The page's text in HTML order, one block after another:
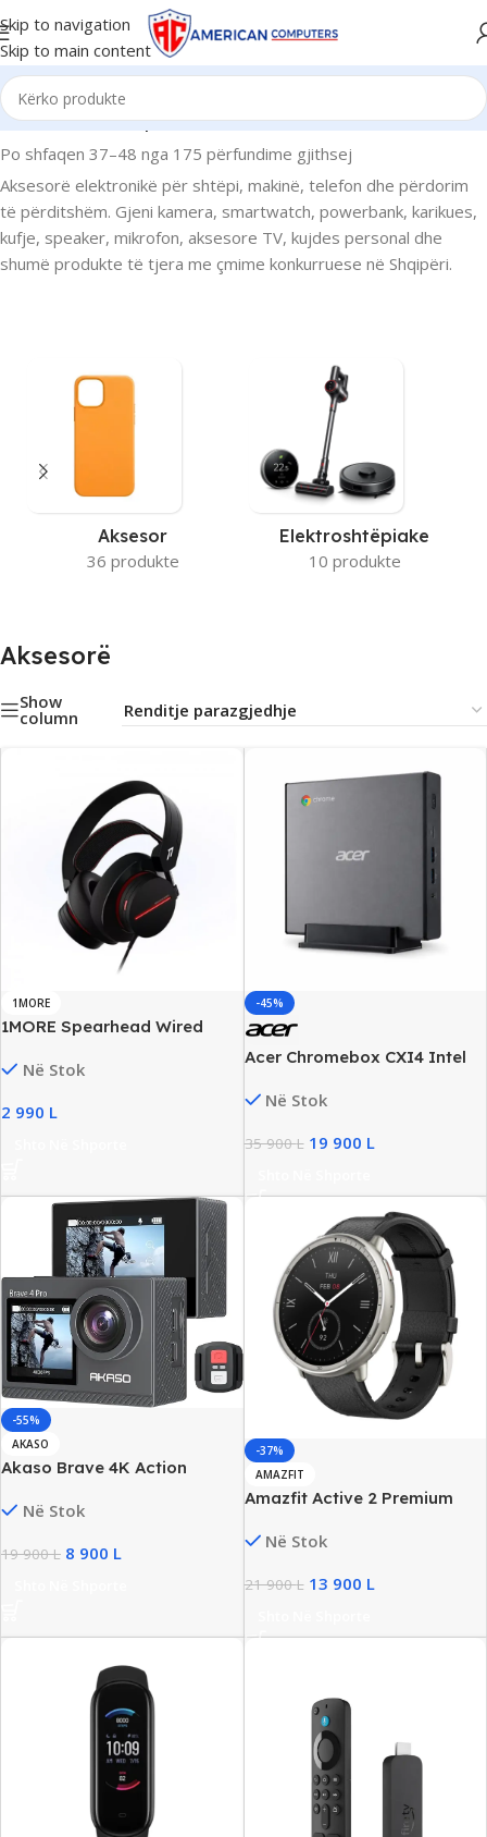
Skip to navigation
Skip to main content
Kreu/Aksesorë/Faqe 4
Po shfaqen 37–48 nga 175 përfundime gjithsej
Aksesorë elektronikë për shtëpi, makinë, telefon dhe përdorim
të përditshëm. Gjeni kamera, smartwatch, powerbank, karikues,
kufje, speaker, mikrofon, aksesore TV, kujdes personal dhe
shumë produkte të tjera me çmime konkurruese në Shqipëri.
Aksesor
36 produkte
Elektroshtëpiake
10 produkte
Aksesorë
Show
column
1MORE
1MORE Spearhead Wired
NewNë Stok
2 990 L
-45%
Acer Chromebox CXI4 Intel
128GB SSD Windows 11 Pro
Në Stok
35 900L 19 900 L
-55%
AKASO
Akaso Brave 4K Action
NewNë Stok
19 900L 8 900 L
-37%
AMAZFIT
Amazfit Active 2 Premium
Sapphire Glass, 160+ Sport
Në Stok
21 900L 13 900 L